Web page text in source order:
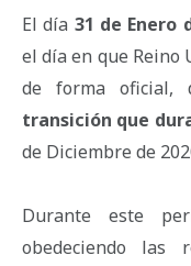
El día 31 de Enero
el día en que Reino
de forma oficial,
transición que
de Diciembre de
Durante este
obedeciendo las